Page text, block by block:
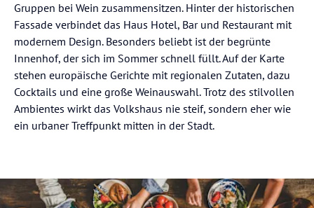
Gruppen bei Wein zusammensitzen. Hinter der historischen
Fassade verbindet das Haus Hotel, Bar und Restaurant mit
modernem Design. Besonders beliebt ist der begrünte
Innenhof, der sich im Sommer schnell füllt. Auf der Karte
stehen europäische Gerichte mit regionalen Zutaten, dazu
Cocktails und eine große Weinauswahl. Trotz des stilvollen
Ambientes wirkt das Volkshaus nie steif, sondern eher wie
ein urbaner Treffpunkt mitten in der Stadt.